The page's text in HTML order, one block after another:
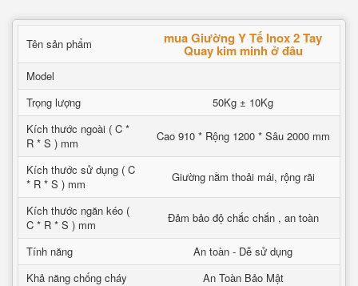
Tên sản phẩm mua Giường Y Tế Inox 2 Tay
Quay kim minh ở đâu
Model
Trọng lượng
50Kg ± 10Kg
Kích thước ngoài ( C *
R * S ) mm
Cao 910 * Rộng 1200 * Sâu 2000 mm
Kích thước sử dụng ( C
* R * S ) mm
Giường nằm thoải mái, rộng rãi
Kích thước ngăn kéo (
C * R * S ) mm
Đảm bảo độ chắc chắn , an toàn
Tính năng
An toàn - Dễ sử dụng
Khả năng chống cháy
An Toàn Bảo Mật